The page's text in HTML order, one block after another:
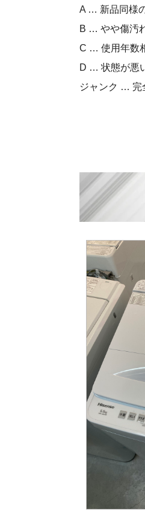
A … 新品同様
B … やや傷汚
C … 使用年数
D … 状態が悪
ジャンク … 完